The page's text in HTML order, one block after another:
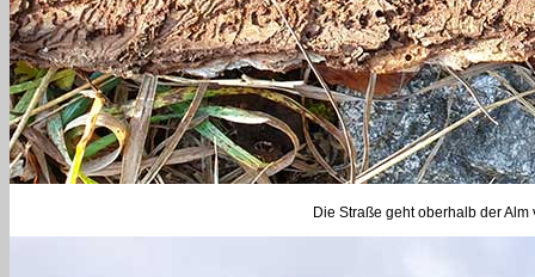
Die Straße geht oberhalb der